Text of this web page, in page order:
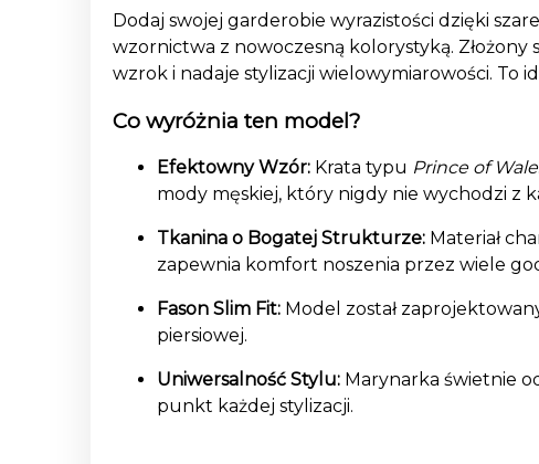
Dodaj swojej garderobie wyrazistości dzięki
wzornictwa z nowoczesną kolorystyką.
wzrok i nadaje stylizacji wielowymiarowości. To
Co wyróżnia ten model?
Efektowny Wzór: Krata typu Prince of
mody męskiej, który nigdy nie wychodzi z
Tkanina o Bogatej Strukturze: Materiał
zapewnia komfort noszenia przez wiele
Fason Slim Fit: Model został
piersiowej.
Uniwersalność Stylu: Marynarka świetnie
punkt każdej stylizacji.